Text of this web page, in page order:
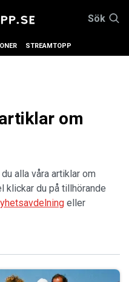
Sök
STREAMTOPP
om
alla våra artiklar om
klickar du på tillhörande
eller